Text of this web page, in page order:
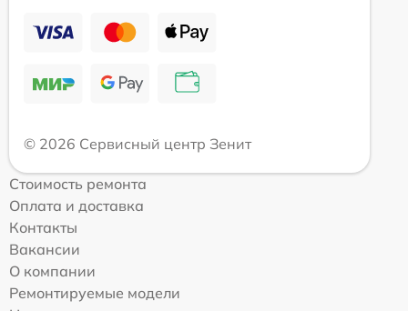
© 2026 Сервисный центр Зенит
Стоимость ремонта
Оплата и доставка
Контакты
Вакансии
О компании
Ремонтируемые модели